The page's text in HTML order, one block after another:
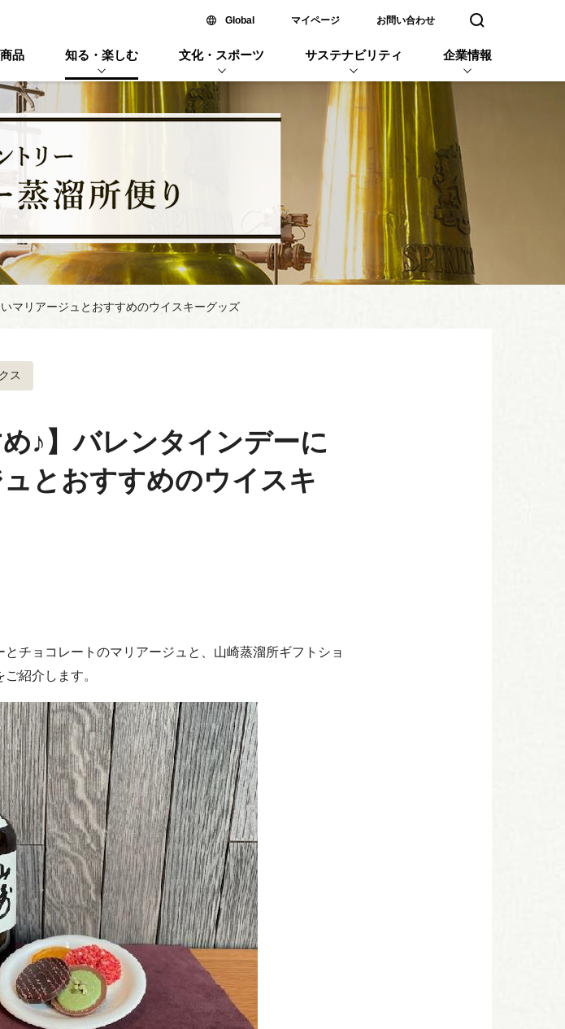
Global新しいウィンドウで開く
マイページ お問い合わせ 検索窓を開く
商品 知る・楽しむ 文化・スポーツ サステナビリティ 企業情報
マリアージュとおすすめのウイスキーグッズ
ス
♪】バレンタインデーに
とおすすめのウイスキ
チョコレートのマリアージュと、山崎蒸溜所ギフトショ
紹介します。